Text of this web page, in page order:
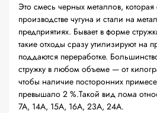
Это смесь черных металлов, которая
производстве чугуна и стали на
предприятиях. Бывает в форме
такие отходы сразу утилизируют на
поддаются переработке.
стружку в любом объеме — от
чтобы наличие посторонних
превышало 2 %.Такой вид лома
7А, 14А, 15А, 16А, 23А, 24А.